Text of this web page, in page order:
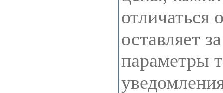
отличаться
оставляет
параметры